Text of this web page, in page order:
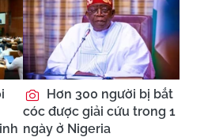
Hơn 300 người bị bắt
cóc được giải cứu trong 1
ngày ở Nigeria